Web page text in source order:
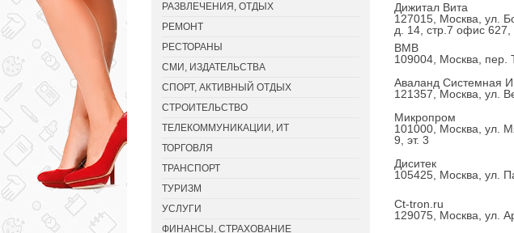
Дижитал Вита
127015, Москва, ул.
д. 14, стр.7 офис 627,
ВМВ
109004, Москва, пер.
Аваланд Системная
121357, Москва, ул.
Микропром
101000, Москва, ул.
9, эт. 3
Диситек
105425, Москва, ул.
Ct-tron.ru
129075, Москва, ул.
РАЗВЛЕЧЕНИЯ, ОТДЫХ
РЕМОНТ
РЕСТОРАНЫ
СМИ, ИЗДАТЕЛЬСТВА
СПОРТ, АКТИВНЫЙ ОТДЫХ
СТРОИТЕЛЬСТВО
ТЕЛЕКОММУНИКАЦИИ, ИТ
ТОРГОВЛЯ
ТРАНСПОРТ
ТУРИЗМ
УСЛУГИ
ФИНАНСЫ, СТРАХОВАНИЕ